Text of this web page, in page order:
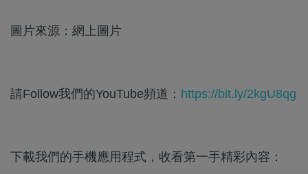
圖片來源：網上圖片
請Follow我們的YouTube頻道： https://bit.ly/2kgU8qg
下載我們的手機應用程式，收看第一手精彩內容：